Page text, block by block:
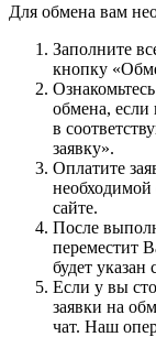
Для обмена вам
Заполните
кнопку
обмена, если
в
заявку».
Оплатите
сайте.
После
переместит
будет указан
Если у вы
заявки на
чат. Наш